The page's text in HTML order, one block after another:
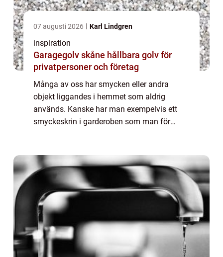
07 augusti 2026 Karl Lindgren
inspiration
Garagegolv skåne hållbara golv för
privatpersoner och företag
Många av oss har smycken eller andra
objekt liggandes i hemmet som aldrig
används. Kanske har man exempelvis ett
smyckeskrin i garderoben som man för
n&a...